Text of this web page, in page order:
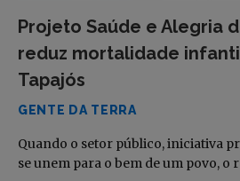
Projeto Saúde e Alegria
reduz mortalidade
Tapajós
GENTE DA TERRA
Quando o setor público, iniciativa
se unem para o bem de um povo, o